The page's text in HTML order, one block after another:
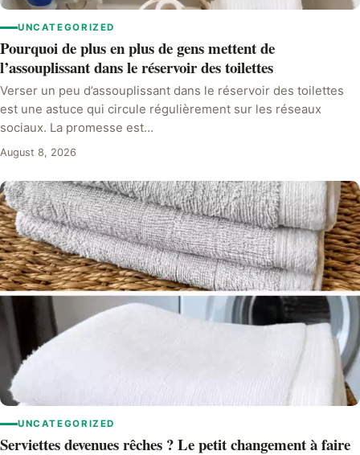
UNCATEGORIZED
Pourquoi de plus en plus de gens mettent de
l’assouplissant dans le réservoir des toilettes
Verser un peu d’assouplissant dans le réservoir des toilettes
est une astuce qui circule régulièrement sur les réseaux
sociaux. La promesse est…
August 8, 2026
UNCATEGORIZED
Serviettes devenues rêches ? Le petit changement à faire